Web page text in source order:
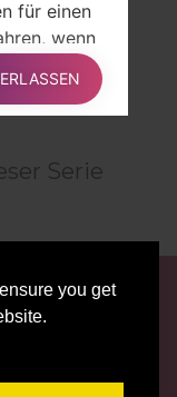
you get
zu
Serie
für einen
wenn
oder auf
Das
auf
werden.